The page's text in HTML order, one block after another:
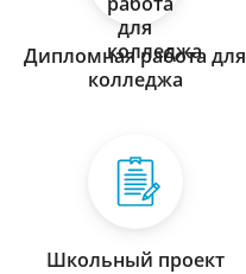
Дипломная работа для
колледжа
Школьный проект